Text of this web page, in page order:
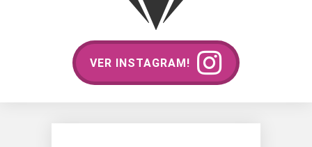
VER INSTAGRAM!